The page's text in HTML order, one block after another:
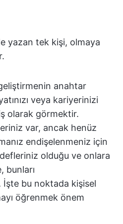
yazan tek kişi, olmaya
anahtar
veya kariyerinizi
olarak görmektir.
var, ancak henüz
endişelenmeniz için
olduğu ve onlara
bunları
bu noktada kişisel
öğrenmek önem